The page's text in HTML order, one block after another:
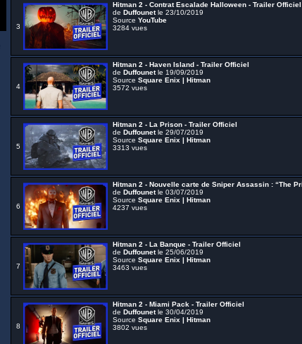
3
Hitman 2 - Contrat Escalade Halloween - Trailer Officiel
de Duffounetle 23/10/2019
Source YouTube
3284 vues
4
Hitman 2 - Haven Island - Trailer Officiel
de Duffounetle 19/09/2019
Source Square Enix | Hitman
3572 vues
5
Hitman 2 - La Prison - Trailer Officiel
de Duffounetle 29/07/2019
Source Square Enix | Hitman
3313 vues
6
Hitman 2 - Nouvelle carte de Sniper Assassin : “The
de Duffounetle 03/07/2019
Source Square Enix | Hitman
4237 vues
7
Hitman 2 - La Banque - Trailer Officiel
de Duffounetle 25/06/2019
Source Square Enix | Hitman
3463 vues
8
Hitman 2 - Miami Pack - Trailer Officiel
de Duffounetle 30/04/2019
Source Square Enix | Hitman
3802 vues